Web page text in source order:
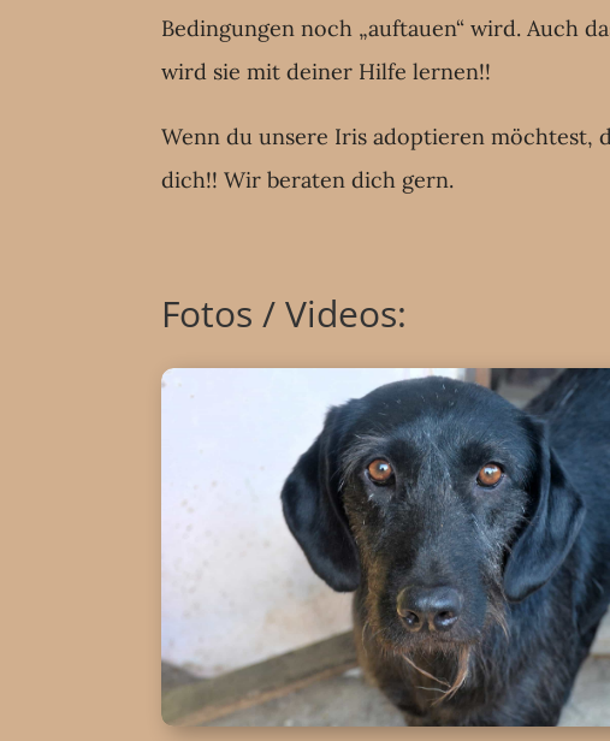
Bedingungen noch „auftauen“ wird. Auch
wird sie mit deiner Hilfe lernen!!
Wenn du unsere Iris adoptieren möchtest,
dich!! Wir beraten dich gern.
Fotos / Videos: